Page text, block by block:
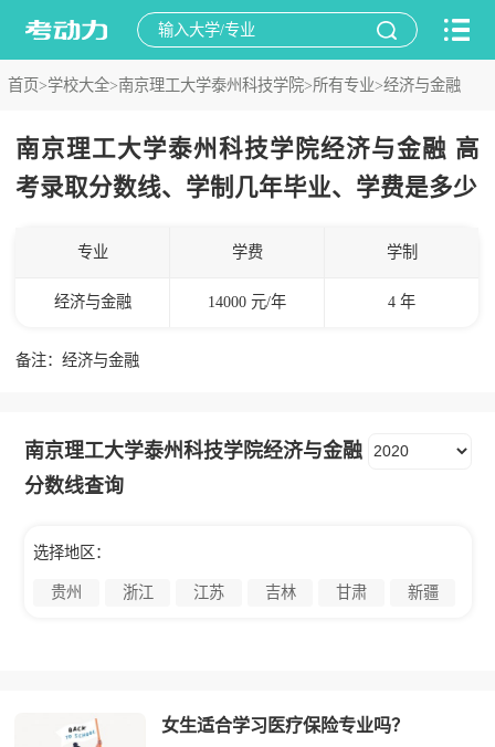
首页>学校大全>南京理工大学泰州科技学院>所有专业>经济与金融
南京理工大学泰州科技学院经济与金融 高
考录取分数线、学制几年毕业、学费是多少
专业 学费 学制
经济与金融 14000 元/年 4 年
备注：经济与金融
南京理工大学泰州科技学院经济与金融
分数线查询
选择地区：
贵州 浙江 江苏 吉林 甘肃 新疆
女生适合学习医疗保险专业吗？